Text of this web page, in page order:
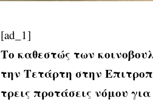
[ad_1]
Το καθεστώς των
την Τετάρτη στην
τρεις προτάσεις νόμου